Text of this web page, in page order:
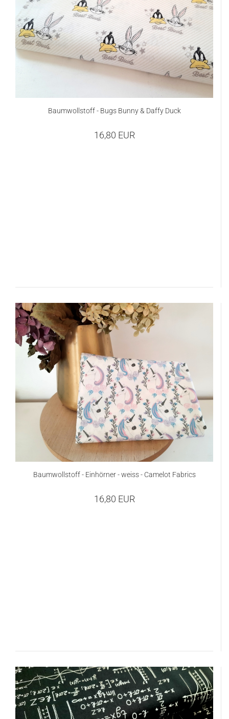
Baumwollstoff - Bugs Bunny & Daffy Duck
16,80 EUR
Baumwollstoff - Einhörner - weiss - Camelot Fabrics
16,80 EUR